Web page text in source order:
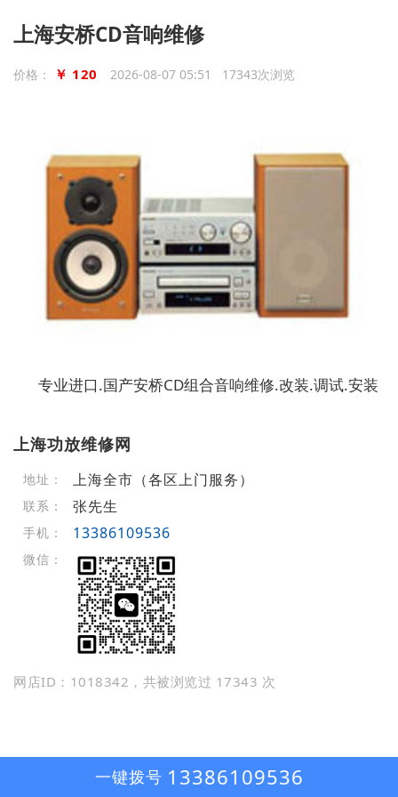
上海安桥CD音响维修
价格： ￥ 120 2026-08-07 05:51 17343次浏览
专业进口.国产安桥CD组合音响维修.改装.调试.安装
上海功放维修网
地址： 上海全市（各区上门服务）
联系： 张先生
手机： 13386109536
微信：
网店ID：1018342，共被浏览过 17343 次
一键拨号 13386109536